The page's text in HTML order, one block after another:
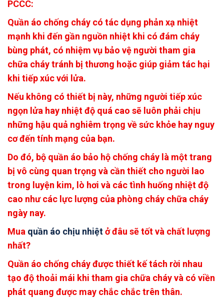
PCCC:
Quần áo chống cháy có tác dụng phản xạ nhiệt
mạnh khi đến gần nguồn nhiệt khi có đám cháy
bùng phát, có nhiệm vụ bảo vệ người tham gia
chữa cháy tránh bị thương hoặc giúp giảm tác hại
khi tiếp xúc với lửa.
Nếu không có thiết bị này, những người tiếp xúc
ngọn lửa hay nhiệt độ quá cao sẽ luôn phải chịu
những hậu quả nghiêm trọng về sức khỏe hay nguy
cơ đến tính mạng của bạn.
Do đó, bộ quần áo bảo hộ chống cháy là một trang
bị vô cùng quan trọng và cần thiết cho người lao
trong luyện kim, lò hơi và các tình huống nhiệt độ
cao như các lực lượng của phòng cháy chữa cháy
ngày nay.
Mua quần áo chịu nhiệtở đâu sẽ tốt và chất lượng
nhất?
Quần áo chống cháy được thiết kế tách rời nhau
tạo độ thoải mái khi tham gia chữa cháy và có viền
phát quang được may chắc chắc trên thân.